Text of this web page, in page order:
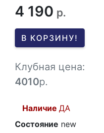
4 190 р.
В КОРЗИНУ!
Клубная цена:
4010р.
Наличие ДА
Состояние new